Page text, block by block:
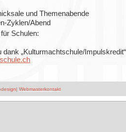
und Themenabende
Zyklen/Abend
Schulen:
dank „Kulturmachtschule/
Webmasterkontakt